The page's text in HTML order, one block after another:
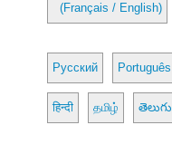
(Français / English)
Русский Português
हिन्दी தமிழ் తెలుగు